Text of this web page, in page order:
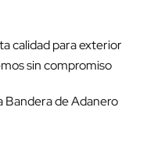
calidad para exterior
sin compromiso
Bandera de Adanero